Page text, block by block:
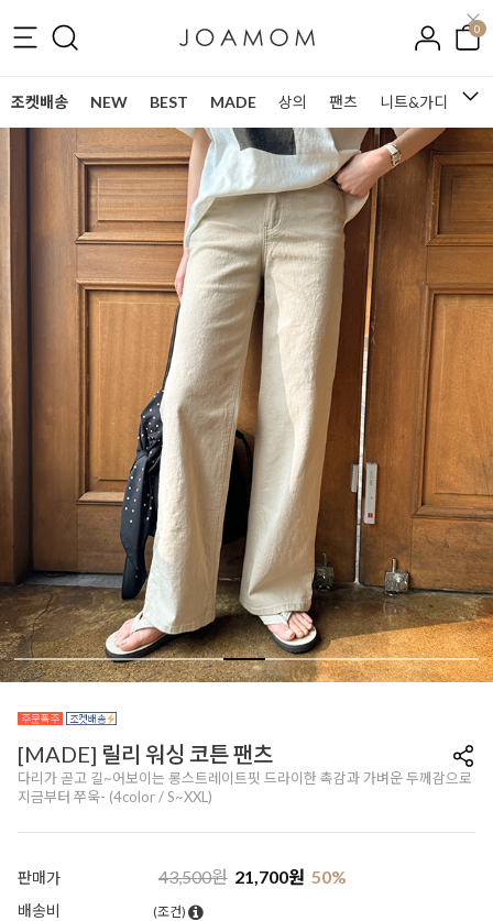
0
조켓배송 NEW BEST MADE 상의 팬츠 니트&가디건
[MADE] 릴리 워싱 코튼 팬츠
다리가 곧고 길~어보이는 롱스트레이트핏 드라이한 촉감과 가벼운 두께감으로
지금부터 쭈욱- (4color / S~XXL)
판매가 43,500원 21,700원 50%
배송비 (조건)